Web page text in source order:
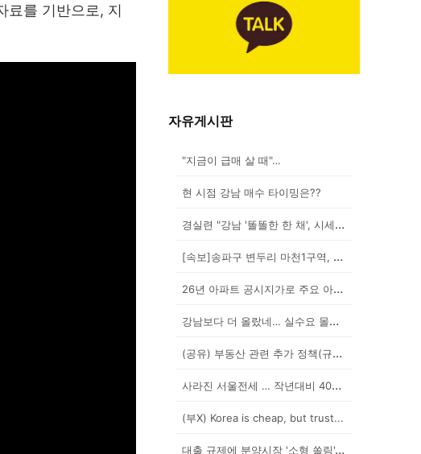
료를 기반으로, 지
자유게시판
"지금이 급매 살 때"…
현 시점 강남 매수 타이밍은??
경실련 "강남 '똘똘한 한 채', 시세 차익 102억인...
[속보]송파구 변두리 마천1구역, 49층 랜드마크로 날...
26년 아파트 공시지가로 주요 아파트 보유세 시뮬레이션...
강남보다 더 올랐네… 실수요 몰린 이곳은?
(공유) 부동산 관련 추가 정책(규제) 발표 예상됩니다...
사라진 서울전세 … 작년대비 40% '뚝'
(부X) Korea is cheap, but trust...
대출 규제에 분양시장 '소형 쏠림'…20평 이하 경쟁률...